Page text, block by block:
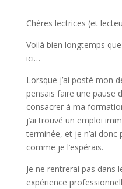
Chères lectrices (et
Voilà bien longtemps
ici…
Lorsque j’ai posté mon
pensais faire une pause
consacrer à ma
j’ai trouvé un emploi
terminée, et je n’ai
comme je l’espérais.
Je ne rentrerai pas dans
expérience